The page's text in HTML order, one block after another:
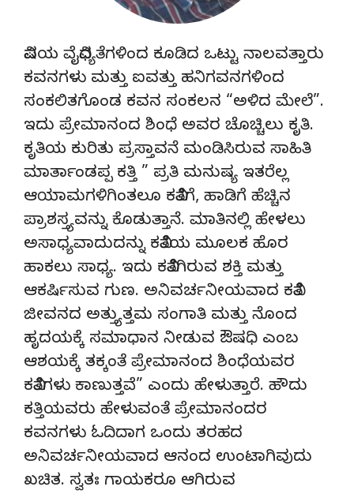
ವಿಷಯ ವೈವಿಧ್ಯತೆಗಳಿಂದ ಕೂಡಿದ ಒಟ್ಟು ನಾಲವತ್ತಾರು
ಕವನಗಳು ಮತ್ತು ಐವತ್ತು ಹನಿಗವನಗಳಿಂದ
ಸಂಕಲಿತಗೊಂಡ ಕವನ ಸಂಕಲನ “ಅಳಿದ ಮೇಲೆ”.
ಇದು ಪ್ರೇಮಾನಂದ ಶಿಂಧೆ ಅವರ ಚೊಚ್ಚಿಲು ಕೃತಿ.
ಕೃತಿಯ ಕುರಿತು ಪ್ರಸ್ತಾವನೆ ಮಂಡಿಸಿರುವ ಸಾಹಿತಿ
ಮಾರ್ತಾಂಡಪ್ಪ ಕತ್ತಿ ” ಪ್ರತಿ ಮನುಷ್ಯ ಇತರೆಲ್ಲ
ಆಯಾಮಗಳಿಗಿಂತಲೂ ಕವಿತೆಗೆ, ಹಾಡಿಗೆ ಹೆಚ್ಚಿನ
ಪ್ರಾಶಸ್ತ್ಯವನ್ನು ಕೊಡುತ್ತಾನೆ. ಮಾತಿನಲ್ಲಿ ಹೇಳಲು
ಅಸಾಧ್ಯವಾದುದನ್ನು ಕವಿತೆಯ ಮೂಲಕ ಹೊರ
ಹಾಕಲು ಸಾಧ್ಯ. ಇದು ಕವಿತೆಗಿರುವ ಶಕ್ತಿ ಮತ್ತು
ಆಕರ್ಷಿಸುವ ಗುಣ. ಅನಿವರ್ಚನೀಯವಾದ ಕವಿತೆ
ಜೀವನದ ಅತ್ತ್ಯುತ್ತಮ ಸಂಗಾತಿ ಮತ್ತು ನೊಂದ
ಹೃದಯಕ್ಕೆ ಸಮಾಧಾನ ನೀಡುವ ಔಷಧಿ ಎಂಬ
ಆಶಯಕ್ಕೆ ತಕ್ಕಂತೆ ಪ್ರೇಮಾನಂದ ಶಿಂಧೆಯವರ
ಕವಿತೆಗಳು ಕಾಣುತ್ತವೆ” ಎಂದು ಹೇಳುತ್ತಾರೆ. ಹೌದು
ಕತ್ತಿಯವರು ಹೇಳುವಂತೆ ಪ್ರೇಮಾನಂದರ
ಕವನಗಳು ಓದಿದಾಗ ಒಂದು ತರಹದ
ಅನಿವರ್ಚನೀಯವಾದ ಆನಂದ ಉಂಟಾಗಿವುದು
ಖಚಿತ. ಸ್ವತಃ ಗಾಯಕರೂ ಆಗಿರುವ